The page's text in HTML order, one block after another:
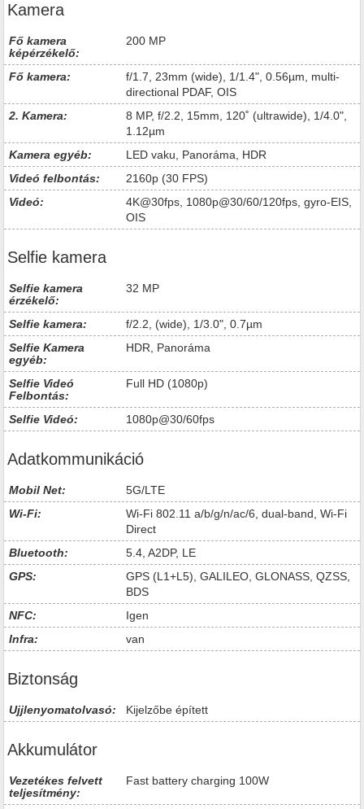
Kamera
Fő kamera
képérzékelő:
200 MP
Fő kamera:
f/1.7, 23mm (wide), 1/1.4", 0.56µm, multi-
directional PDAF, OIS
2. Kamera:
8 MP, f/2.2, 15mm, 120˚ (ultrawide), 1/4.0",
1.12µm
Kamera egyéb:
LED vaku, Panoráma, HDR
Videó felbontás:
2160p (30 FPS)
Videó:
4K@30fps, 1080p@30/60/120fps, gyro-EIS,
OIS
Selfie kamera
Selfie kamera
érzékelő:
32 MP
Selfie kamera:
f/2.2, (wide), 1/3.0", 0.7µm
Selfie Kamera
egyéb:
HDR, Panoráma
Selfie Videó
Felbontás:
Full HD (1080p)
Selfie Videó: 1080p@30/60fps
Adatkommunikáció
Mobil Net:
5G/LTE
Wi-Fi:
Wi-Fi 802.11 a/b/g/n/ac/6, dual-band, Wi-Fi
Direct
Bluetooth:
5.4, A2DP, LE
GPS:
GPS (L1+L5), GALILEO, GLONASS, QZSS,
BDS
NFC:
Igen
Infra:
van
Biztonság
Ujjlenyomatolvasó: Kijelzőbe épített
Akkumulátor
Vezetékes felvett
teljesítmény:
Fast battery charging 100W